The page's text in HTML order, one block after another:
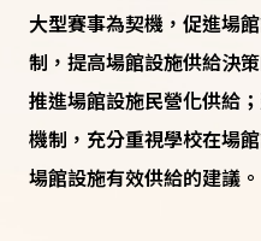
大型賽事為契機，促進場
制，提高場館設施供給決
推進場館設施民營化供給
機制，充分重視學校在場
場館設施有效供給的建議。